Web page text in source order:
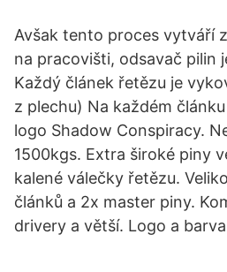
Avšak tento proces vytváří
na pracovišti, odsavač pilin
Každý článek řetězu je
z plechu) Na každém
logo Shadow Conspiracy.
1500kgs. Extra široké piny
kalené válečky řetězu.
článků a 2x master piny.
drivery a větší. Logo a